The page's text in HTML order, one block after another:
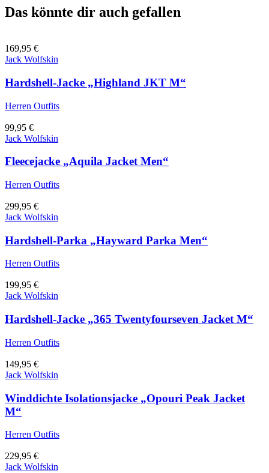
Das könnte dir auch gefallen
169,95 €
Jack Wolfskin
Hardshell-Jacke „Highland JKT M“
Herren Outfits
99,95 €
Jack Wolfskin
Fleecejacke „Aquila Jacket Men“
Herren Outfits
299,95 €
Jack Wolfskin
Hardshell-Parka „Hayward Parka Men“
Herren Outfits
199,95 €
Jack Wolfskin
Hardshell-Jacke „365 Twentyfourseven Jacket M“
Herren Outfits
149,95 €
Jack Wolfskin
Winddichte Isolationsjacke „Opouri Peak Jacket
M“
Herren Outfits
229,95 €
Jack Wolfskin